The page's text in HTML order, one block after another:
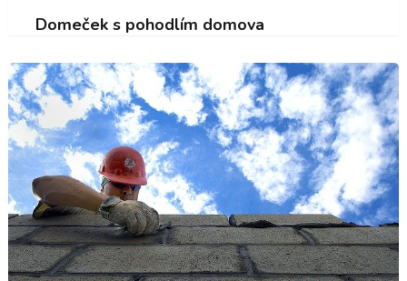
Domeček s pohodlím domova